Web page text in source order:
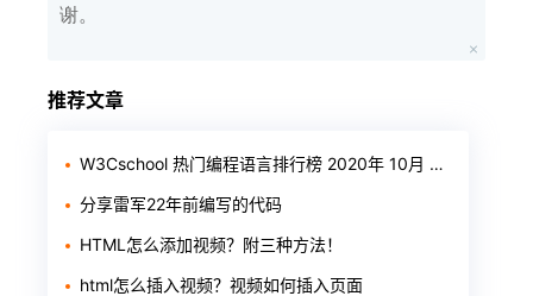
谢。
推荐文章
W3Cschool 热门编程语言排行榜 2020年 10月 TOP10
分享雷军22年前编写的代码
HTML怎么添加视频？附三种方法！
html怎么插入视频？视频如何插入页面